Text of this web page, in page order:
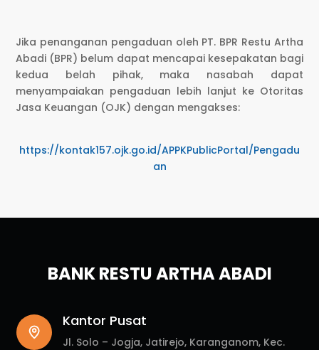
Jika penanganan pengaduan oleh PT. BPR Restu Artha
Abadi (BPR) belum dapat mencapai kesepakatan bagi
kedua belah pihak, maka nasabah dapat
menyampaiakan pengaduan lebih lanjut ke Otoritas
Jasa Keuangan (OJK) dengan mengakses:
https://kontak157.ojk.go.id/APPKPublicPortal/Pengadu
an
BANK RESTU ARTHA ABADI
Kantor Pusat
Jl. Solo – Jogja, Jatirejo, Karanganom, Kec.